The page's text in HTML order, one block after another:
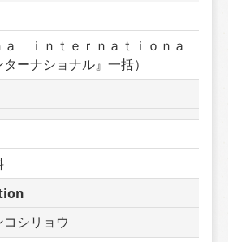
ａ　ｉｎｔｅｒｎａｔｉｏｎａ
ーナショナル』一括）
シリョウ